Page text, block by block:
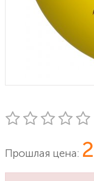
Прошлая цена: